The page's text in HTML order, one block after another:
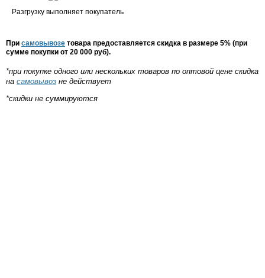
Разгрузку выполняет покупатель
При самовывозе товара предоставляется скидка в размере 5% (при
сумме покупки от 20 000 руб).
*при покупке одного или нескольких товаров по оптовой цене скидка
на самовывоз не действует
*скидки не суммируются